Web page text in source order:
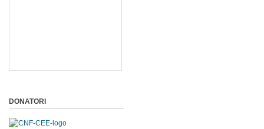
DONATORI